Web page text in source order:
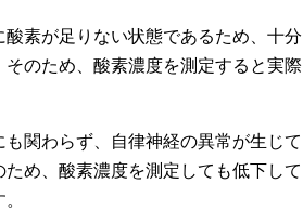
素が足りない状態であるため、十分
のため、酸素濃度を測定すると実際
関わらず、自律神経の異常が生じて
め、酸素濃度を測定しても低下して